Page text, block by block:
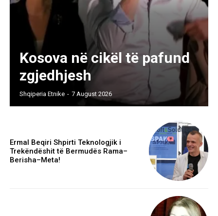
Kosova në cikël të pafund
zgjedhjesh
Shqiperia Etnike - 7 August 2026
Ermal Beqiri Shpirti Teknologjik i
Trekëndëshit të Bermudës Rama–
Berisha–Meta!